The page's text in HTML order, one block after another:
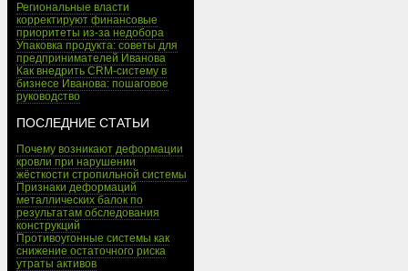
Региональные власти
корректируют финансовые
приоритеты из-за недобора
Упаковка продукта: советы для
предпринимателей Иванова
Как внедрить CRM-систему в
бизнесе Иванова: пошаговое
руководство
ПОСЛЕДНИЕ СТАТЬИ
Почему возникают деформации
кровли при нарушении
жёсткости стропильной системы
Признаки деформаций
металлических балок по
результатам обследования
конструкций
Противоугонные системы как
снижение остаточного риска
утраты активов